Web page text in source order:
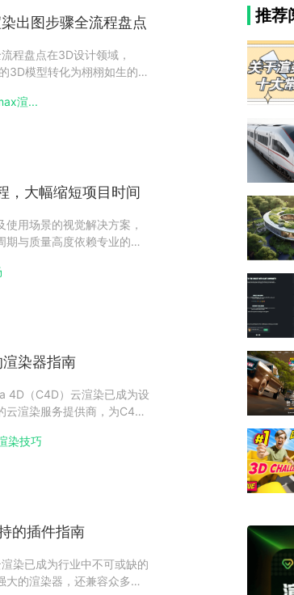
出图步骤全流程盘点
程盘点在3D设计领域，
3D模型转化为栩栩如生的图
。一、3dmax渲染准备
渲...
，大幅缩短项目时间
用场景的视觉解决方案，
与质量高度依赖专业的三
与云端渲染方案。一、三
染器指南
4D（C4D）云渲染已成为设
云渲染服务提供商，为C4D
，提升渲染效率和作品质
染技巧
的插件指南
染已成为行业中不可或缺的
的渲染器，还兼容众多高
推荐阅读
云渲染农
渲染图
建筑效
CG角色
渲染技巧
Blender
Blender
3dmax
渲染图
clarisse
视觉特效
手动渲
CPU渲染
vr渲染器
2D转3D
云渲染
Houdini
CG人物
3ds
3d云渲
vray网
ZBrush
渲染卡顿
纹理渲染
渲染溢色
EEVEE
Corona
人物建
推荐